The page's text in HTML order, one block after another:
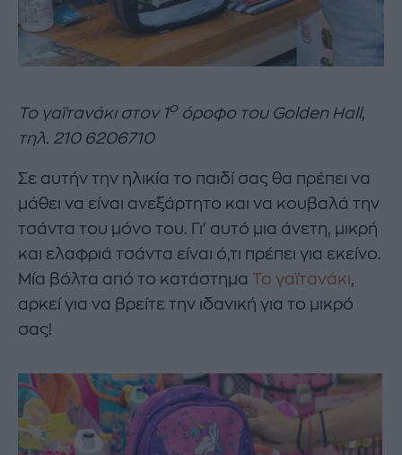
Το γαϊτανάκι στον 1οόροφο του Golden Hall,
τηλ. 210 6206710
Σε αυτήν την ηλικία το παιδί σας θα πρέπει να
μάθει να είναι ανεξάρτητο και να κουβαλά την
τσάντα του μόνο του. Γι' αυτό μια άνετη, μικρή
και ελαφριά τσάντα είναι ό,τι πρέπει για εκείνο.
Μία βόλτα από το κατάστημα Το γαϊτανάκι,
αρκεί για να βρείτε την ιδανική για το μικρό
σας!